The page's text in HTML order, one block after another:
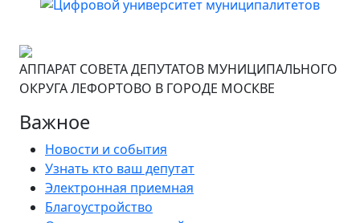
АППАРАТ СОВЕТА ДЕПУТАТОВ МУНИЦИПАЛЬНОГО
ОКРУГА ЛЕФОРТОВО В ГОРОДЕ МОСКВЕ
Важное
Новости и события
Узнать кто ваш депутат
Электронная приемная
Благоустройство